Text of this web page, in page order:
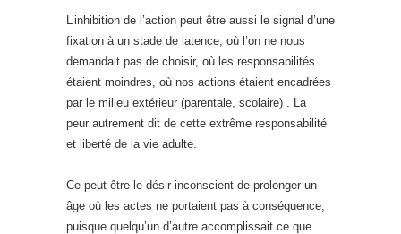
L’inhibition de l’action peut être aussi le signal d’une
fixation à un stade de latence, où l’on ne nous
demandait pas de choisir, où les responsabilités
étaient moindres, où nos actions étaient encadrées
par le milieu extérieur (parentale, scolaire) . La
peur autrement dit de cette extrême responsabilité
et liberté de la vie adulte.
Ce peut être le désir inconscient de prolonger un
âge où les actes ne portaient pas à conséquence,
puisque quelqu’un d’autre accomplissait ce que